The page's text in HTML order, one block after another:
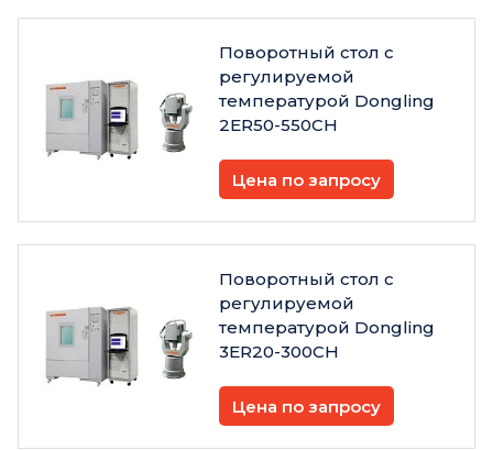
Поворотный стол с
регулируемой
температурой Dongling
2ER50-550CH
Цена по запросу
Поворотный стол с
регулируемой
температурой Dongling
3ER20-300CH
Цена по запросу